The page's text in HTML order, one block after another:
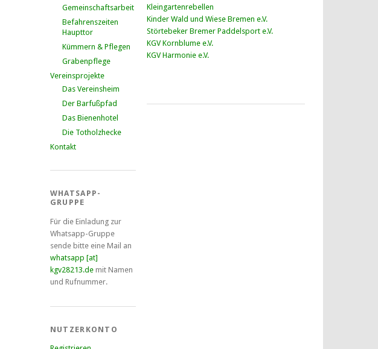
Gemeinschaftsarbeit
Befahrenszeiten
Haupttor
Kümmern & Pflegen
Grabenpflege
Vereinsprojekte
Das Vereinsheim
Der Barfußpfad
Das Bienenhotel
Die Totholzhecke
Kontakt
WHATSAPP-
GRUPPE
Für die Einladung zur
Whatsapp-Gruppe
sende bitte eine Mail an
whatsapp [at]
kgv28213.demit Namen
und Rufnummer.
NUTZERKONTO
Kleingartenrebellen
Kinder Wald und Wiese Bremen e.V.
Störtebeker Bremer Paddelsport e.V.
KGV Kornblume e.V.
KGV Harmonie e.V.